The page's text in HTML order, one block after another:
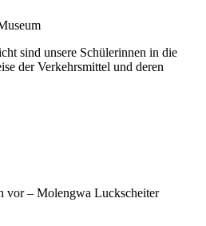
sind unsere Schülerinnen in die
der Verkehrsmittel und deren
vor – Molengwa Luckscheiter